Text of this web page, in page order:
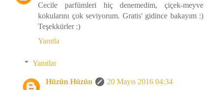
Cecile parfümleri hiç denemedim, çiçek-meyve
kokularını çok seviyorum. Gratis' gidince bakayım :)
Teşekkürler :)
Yanıtla
Yanıtlar
Hüzün Hüzün
20 Mayıs 2016 04:34